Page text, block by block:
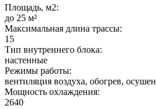
Площадь, м2:
до 25 м²
Максимальная длина трассы:
15
Тип внутреннего блока:
настенные
Режимы работы:
вентиляция воздуха, обогрев,
Мощность охлаждения:
2640